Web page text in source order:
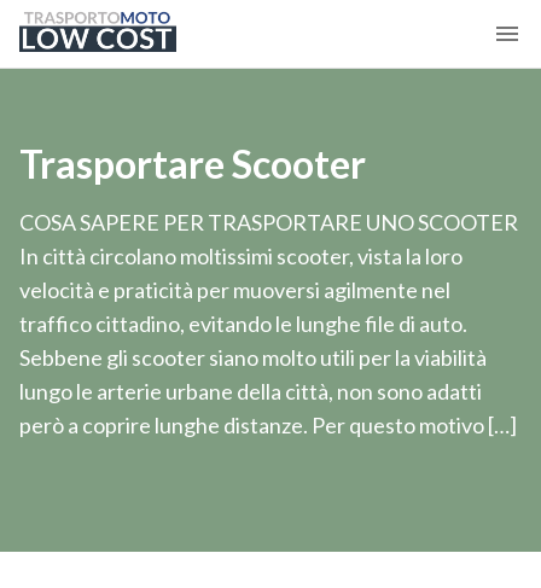
Trasportare Scooter
COSA SAPERE PER TRASPORTARE UNO SCOOTER
In città circolano moltissimi scooter, vista la loro
velocità e praticità per muoversi agilmente nel
traffico cittadino, evitando le lunghe file di auto.
Sebbene gli scooter siano molto utili per la viabilità
lungo le arterie urbane della città, non sono adatti
però a coprire lunghe distanze. Per questo motivo […]